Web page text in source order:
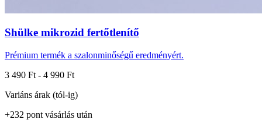
Shülke mikrozid fertőtlenítő
Prémium termék a szalonminőségű eredményért.
3 490 Ft - 4 990 Ft
Variáns árak (tól-ig)
+232 pont vásárlás után